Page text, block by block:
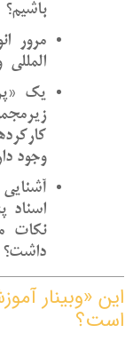
باشیم؟
مرور
یک
وجود
اسناد
نکات
داشت؟
این «وبینار
است؟